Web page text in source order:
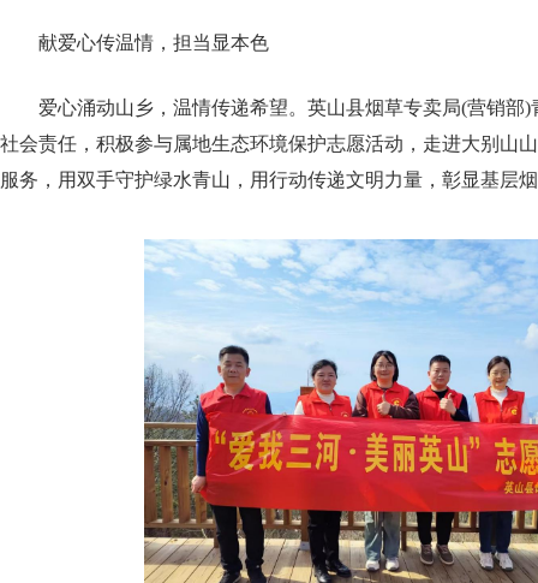
献爱心传温情，担当显本色
爱心涌动山乡，温情传递希望。英山县烟草专卖局(营销部
社会责任，积极参与属地生态环境保护志愿活动，走进大别山
服务，用双手守护绿水青山，用行动传递文明力量，彰显基层